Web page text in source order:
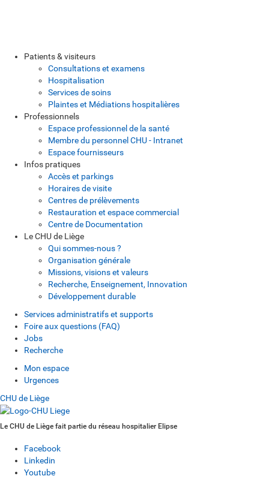
Patients & visiteurs
Consultations et examens
Hospitalisation
Services de soins
Plaintes et Médiations hospitalières
Professionnels
Espace professionnel de la santé
Membre du personnel CHU - Intranet
Espace fournisseurs
Infos pratiques
Accès et parkings
Horaires de visite
Centres de prélèvements
Restauration et espace commercial
Centre de Documentation
Le CHU de Liège
Qui sommes-nous ?
Organisation générale
Missions, visions et valeurs
Recherche, Enseignement, Innovation
Développement durable
Services administratifs et supports
Foire aux questions (FAQ)
Jobs
Recherche
Mon espace
Urgences
CHU de Liège
Le CHU de Liège fait partie du réseau hospitalier Elipse
Facebook
Linkedin
Youtube